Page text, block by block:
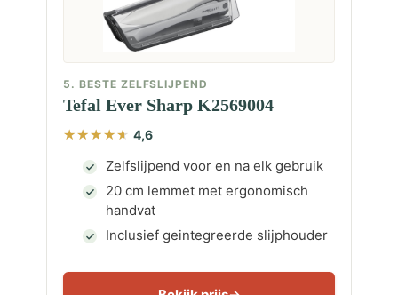
5. BESTE ZELFSLIJPEND
Tefal Ever Sharp K2569004
4,6
Zelfslijpend voor en na elk gebruik
20 cm lemmet met ergonomisch
handvat
Inclusief geintegreerde slijphouder